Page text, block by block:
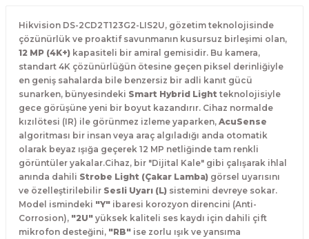
Hikvision DS-2CD2T123G2-LIS2U, gözetim teknolojisinde
çözünürlük ve proaktif savunmanın kusursuz birleşimi olan,
12 MP (4K+) kapasiteli bir amiral gemisidir. Bu kamera,
standart 4K çözünürlüğün ötesine geçen piksel derinliğiyle
en geniş sahalarda bile benzersiz bir adli kanıt gücü
sunarken, bünyesindeki Smart Hybrid Light teknolojisiyle
gece görüşüne yeni bir boyut kazandırır. Cihaz normalde
kızılötesi (IR) ile görünmez izleme yaparken, AcuSense
algoritması bir insan veya araç algıladığı anda otomatik
olarak beyaz ışığa geçerek 12 MP netliğinde tam renkli
görüntüler yakalar.Cihaz, bir "Dijital Kale" gibi çalışarak ihlal
anında dahili Strobe Light (Çakar Lamba) görsel uyarısını
ve özelleştirilebilir Sesli Uyarı (L) sistemini devreye sokar.
Model ismindeki "Y" ibaresi korozyon direncini (Anti-
Corrosion), "2U" yüksek kaliteli ses kaydı için dahili çift
mikrofon desteğini, "RB" ise zorlu ışık ve yansıma